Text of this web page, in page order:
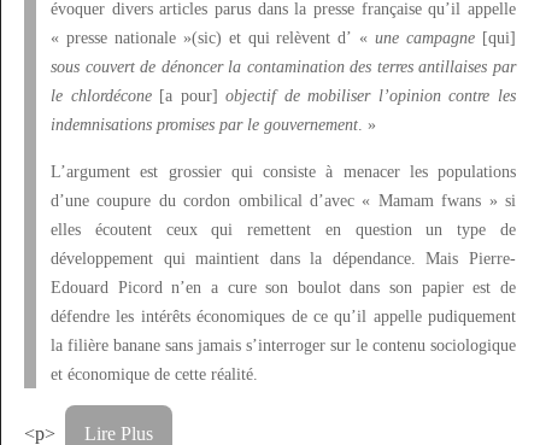
évoquer divers articles parus dans la presse française qu’il appelle
« presse nationale »(sic) et qui relèvent d’ « une campagne [qui]
sous couvert de dénoncer la contamination des terres antillaises par
le chlordécone[a pour]objectif de mobiliser l’opinion contre les
indemnisations promises par le gouvernement . »
L’argument est grossier qui consiste à menacer les populations
d’une coupure du cordon ombilical d’avec « Mamam fwans » si
elles écoutent ceux qui remettent en question un type de
développement qui maintient dans la dépendance. Mais Pierre-
Edouard Picord n’en a cure son boulot dans son papier est de
défendre les intérêts économiques de ce qu’il appelle pudiquement
la filière banane sans jamais s’interroger sur le contenu sociologique
et économique de cette réalité.
<p> Lire Plus